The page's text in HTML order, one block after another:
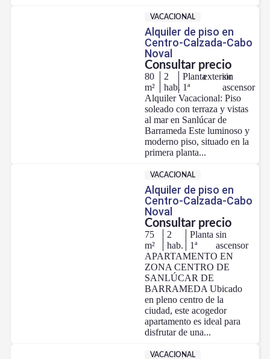
VACACIONAL
Alquiler de piso en
Centro-Calzada-Cabo
Noval
Consultar precio
80
m²
2
hab.
Planta
1ª
exterior
sin
ascensor
Alquiler Vacacional: Piso
soleado con terraza y vistas
al mar en Sanlúcar de
Barrameda Este luminoso y
moderno piso, situado en la
primera planta...
VACACIONAL
Alquiler de piso en
Centro-Calzada-Cabo
Noval
Consultar precio
75
m²
2
hab.
Planta
1ª
sin
ascensor
APARTAMENTO EN
ZONA CENTRO DE
SANLÚCAR DE
BARRAMEDA Ubicado
en pleno centro de la
ciudad, este acogedor
apartamento es ideal para
disfrutar de una...
VACACIONAL